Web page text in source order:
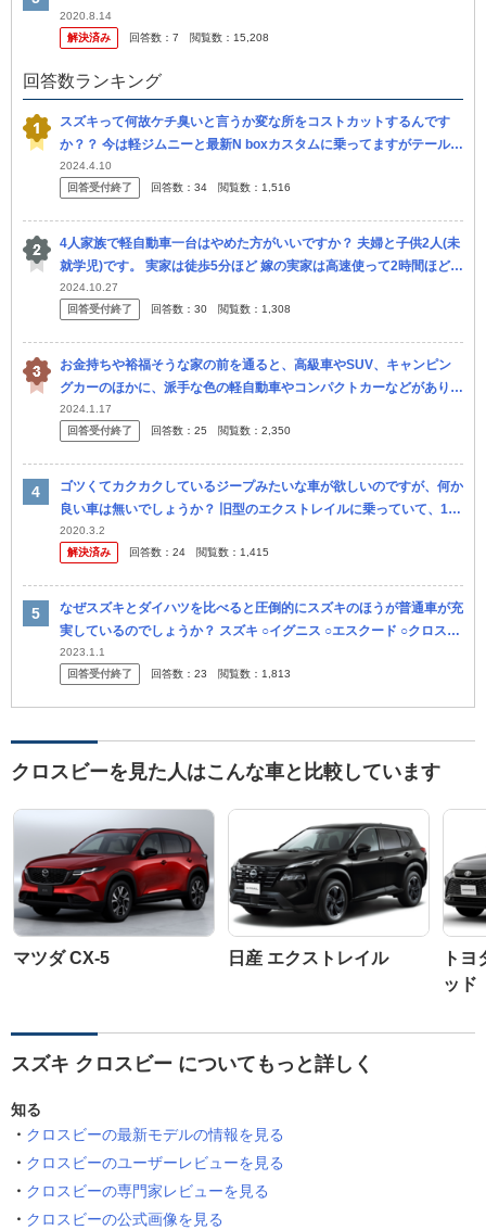
2020.8.14
解決済み
回答数： 7 閲覧数： 15,208
回答数ランキング
スズキって何故ケチ臭いと言うか変な所をコストカットするんです
か？？ 今は軽ジムニーと最新N boxカスタムに乗ってますがテールラ
ンプ類が全て電球ですよね。 以前のアルトワークスも電球でした。
スズ
2024.4.10
回答受付終了
回答数： 34 閲覧数： 1,516
4人家族で軽自動車一台はやめた方がいいですか？ 夫婦と子供2人(未
就学児)です。 実家は徒歩5分ほど 嫁の実家は高速使って2時間ほどの
距離です 自分も嫁も運転は普通にできます。 車への強いこ...
2024.10.27
回答受付終了
回答数： 30 閲覧数： 1,308
お金持ちや裕福そうな家の前を通ると、高級車やSUV、キャンピン
グカーのほかに、派手な色の軽自動車やコンパクトカーなどがありま
すが、お金持ちはなぜにそのような安い車に派手な色を選択するので
すか？ ...
2024.1.17
回答受付終了
回答数： 25 閲覧数： 2,350
ゴツくてカクカクしているジープみたいな車が欲しいのですが、何か
良い車は無いでしょうか？ 旧型のエクストレイルに乗っていて、10
年落ちと古くなってきたので買い替え候補になる車を探しています。
理...
2020.3.2
解決済み
回答数： 24 閲覧数： 1,415
なぜスズキとダイハツを比べると圧倒的にスズキのほうが普通車が充
実しているのでしょうか？ スズキ ○イグニス ○エスクード ○クロスビ
ー ○ジムニーシエラ ○スイフト/スイフトスポーツ ○ソリオ...
2023.1.1
回答受付終了
回答数： 23 閲覧数： 1,813
クロスビーを見た人はこんな車と比較しています
マツダ CX-5 日産 エクストレイル
ト
ッド
スズキ クロスビー についてもっと詳しく
知る
クロスビーの最新モデルの情報を見る
クロスビーのユーザーレビューを見る
クロスビーの専門家レビューを見る
クロスビーの公式画像を見る